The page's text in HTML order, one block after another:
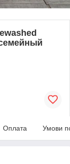
Оплата Умови